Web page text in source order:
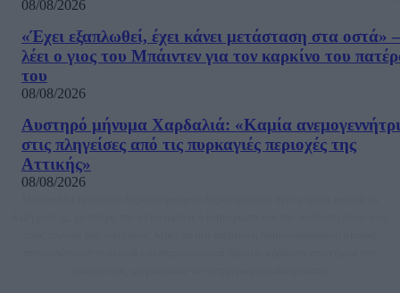
08/08/2026
«Έχει εξαπλωθεί, έχει κάνει μετάσταση στα οστά»
λέει ο γιος του Μπάιντεν για τον καρκίνο του
του
08/08/2026
Αυστηρό μήνυμα Χαρδαλιά: «Καμία
στις πληγείσες από τις πυρκαγιές περιοχές της
Αττικής»
08/08/2026